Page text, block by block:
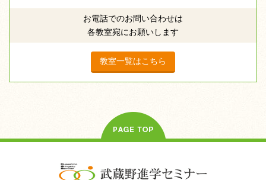
お電話でのお問い合わせは
各教室宛にお願いします
教室一覧はこちら